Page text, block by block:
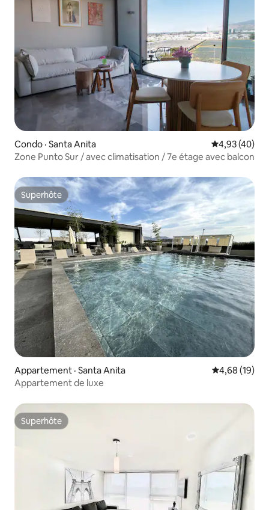
Condo · Santa Anita Note
4,93 (40)
Zone Punto Sur / avec climatisation / 7e étage avec balcon
Superhôte
Superhôte
Appartement · Santa Anita Note
4,68 (19)
Appartement de luxe
Superhôte
Superhôte